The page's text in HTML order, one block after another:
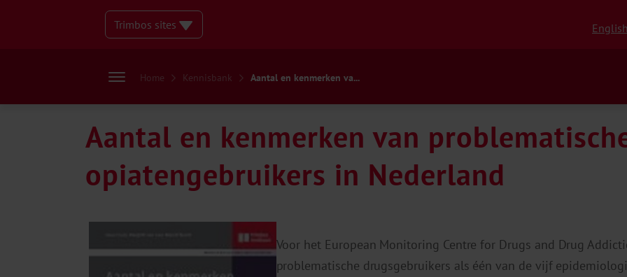
Trimbos sites English
Home Kennisbank Aantal en kenmerken va...
Aantal en kenmerken van
opiatengebruikers in Nederland
Voor het European Monitoring Centre for Drugs and Drug
problematische drugsgebruikers als één van de vijf